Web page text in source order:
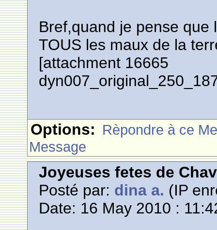
Bref,quand je pense que
TOUS les maux de la
[attachment 16665
Options: Rèpondre à ce
Message
Joyeuses fetes de
Posté par: dina a. (IP
Date: 16 May 2010 :